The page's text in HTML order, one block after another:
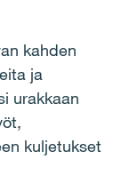
kahden
ja
urakkaan
kuljetukset